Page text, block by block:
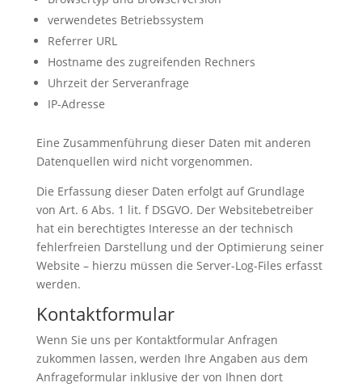
verwendetes Betriebssystem
Referrer URL
Hostname des zugreifenden Rechners
Uhrzeit der Serveranfrage
IP-Adresse
Eine Zusammenführung dieser Daten mit anderen
Datenquellen wird nicht vorgenommen.
Die Erfassung dieser Daten erfolgt auf Grundlage
von Art. 6 Abs. 1 lit. f DSGVO. Der Websitebetreiber
hat ein berechtigtes Interesse an der technisch
fehlerfreien Darstellung und der Optimierung seiner
Website – hierzu müssen die Server-Log-Files erfasst
werden.
Kontaktformular
Wenn Sie uns per Kontaktformular Anfragen
zukommen lassen, werden Ihre Angaben aus dem
Anfrageformular inklusive der von Ihnen dort